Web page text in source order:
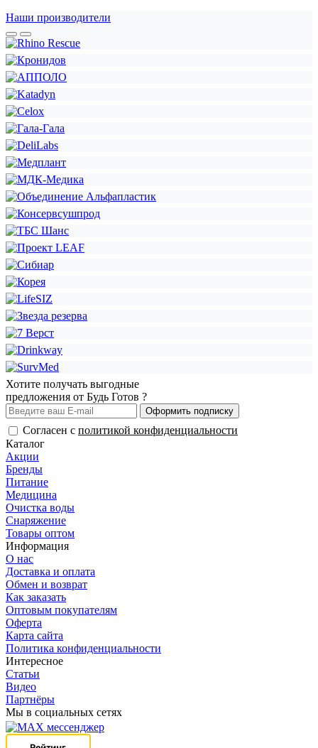
Наши производители
Хотите получать выгодные
предложения от Будь Готов ?
Оформить подписку
Согласен с политикой конфиденциальности
Каталог
Акции
Бренды
Питание
Медицина
Очистка воды
Снаряжение
Товары оптом
Информация
О нас
Доставка и оплата
Обмен и возврат
Как заказать
Оптовым покупателям
Оферта
Карта сайта
Политика конфиденциальности
Интересное
Статьи
Видео
Партнёры
Мы в социальных сетях